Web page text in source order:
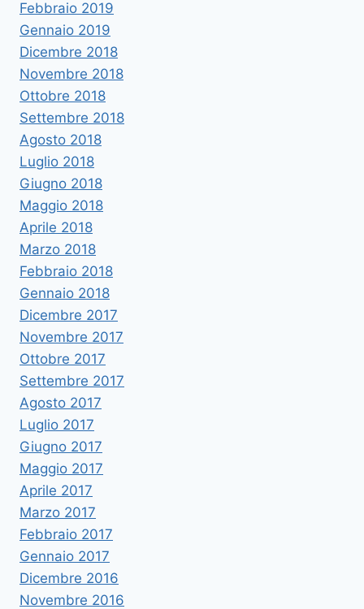
Febbraio 2019
Gennaio 2019
Dicembre 2018
Novembre 2018
Ottobre 2018
Settembre 2018
Agosto 2018
Luglio 2018
Giugno 2018
Maggio 2018
Aprile 2018
Marzo 2018
Febbraio 2018
Gennaio 2018
Dicembre 2017
Novembre 2017
Ottobre 2017
Settembre 2017
Agosto 2017
Luglio 2017
Giugno 2017
Maggio 2017
Aprile 2017
Marzo 2017
Febbraio 2017
Gennaio 2017
Dicembre 2016
Novembre 2016